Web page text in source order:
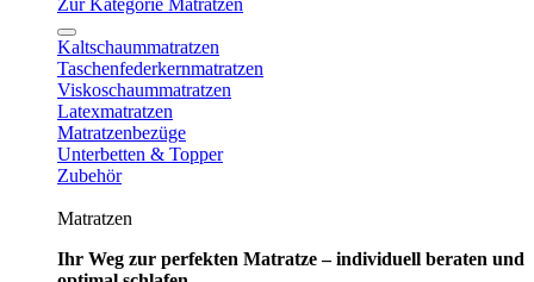
Zur Kategorie Matratzen
Kaltschaummatratzen
Taschenfederkernmatratzen
Viskoschaummatratzen
Latexmatratzen
Matratzenbezüge
Unterbetten & Topper
Zubehör
Matratzen
Ihr Weg zur perfekten Matratze – individuell beraten und